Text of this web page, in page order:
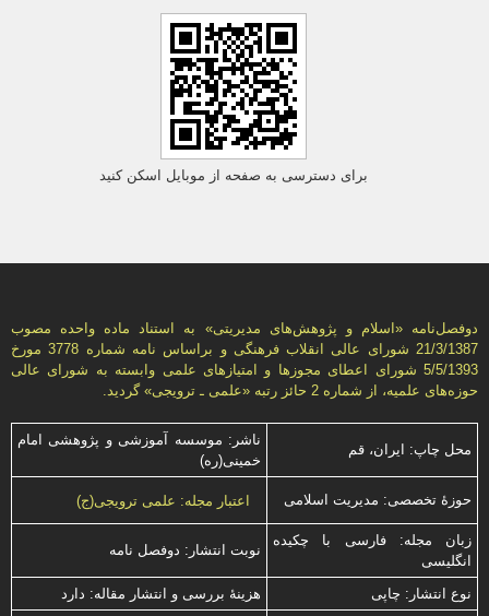
برای دسترسی به صفحه از موبایل اسکن کنید
دوفصل‌نامه «اسلام و پژوهش‌های مديريتی» به استناد ماده واحده مصوب
21/3/1387 شورای عالی انقلاب فرهنگی و براساس نامه شماره 3778 مورخ
5/5/1393 شورای اعطای مجوزها و امتيازهای علمی وابسته به شورای عالی
حوزه‌های علميه، از شماره 2 حائز رتبه «علمی ـ ترويجی» گرديد.
محل چاپ: ایران، قم
ناشر: موسسه آموزشی و پژوهشی امام
خمینی(ره)
حوزۀ تخصصی: مدیریت اسلامی اعتبار مجله: علمی ترویجی(ج)
زبان مجله: فارسی با چكیده
انگلیسی
نوبت انتشار: دوفصل نامه
نوع انتشار: چاپی
هزینۀ بررسی و انتشار مقاله: دارد